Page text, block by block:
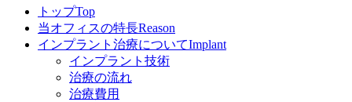
トップTop
当オフィスの特長Reason
インプラント治療についてImplant
インプラント技術
治療の流れ
治療費用